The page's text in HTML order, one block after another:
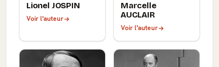
Lionel JOSPIN
Voir l'auteur
Marcelle
AUCLAIR
Voir l'auteur